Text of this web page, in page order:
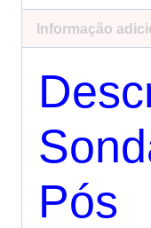
Informação
Pós